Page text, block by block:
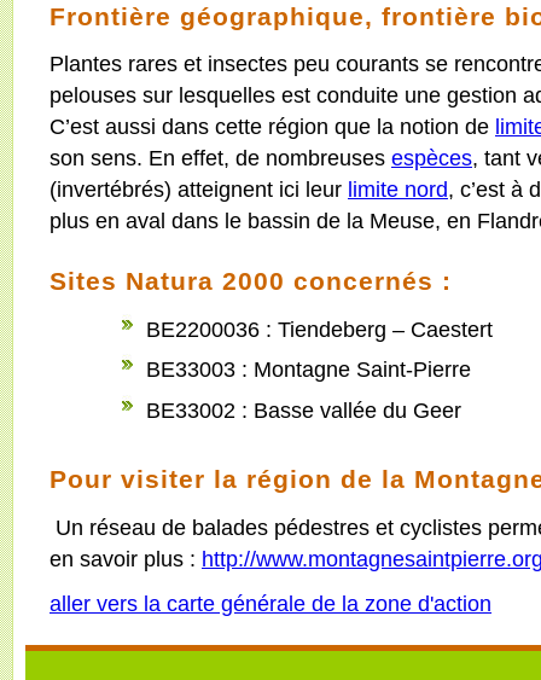
Frontière géographique, frontière
Plantes rares et insectes peu courants se
pelouses sur lesquelles est conduite une gestion
C’est aussi dans cette région que la notion de
son sens. En effet, de nombreuses espèces, tant
(invertébrés) atteignent ici leur limite nord, c’est à
plus en aval dans le bassin de la Meuse, en
Sites Natura 2000 concernés :
BE2200036 : Tiendeberg – Caestert
BE33003 : Montagne Saint-Pierre
BE33002 : Basse vallée du Geer
Pour visiter la région de la
Un réseau de balades pédestres et cyclistes
en savoir plus : http://
aller vers la carte générale de la zone d'action